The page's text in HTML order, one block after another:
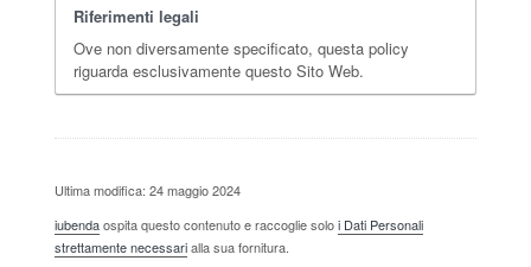
Riferimenti legali
Ove non diversamente specificato, questa policy
riguarda esclusivamente questo Sito Web.
Ultima modifica: 24 maggio 2024
iubendaospita questo contenuto e raccoglie soloi Dati Personali
strettamente necessarialla sua fornitura.